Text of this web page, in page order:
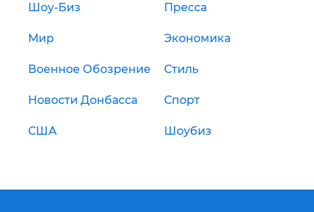
Шоу-Биз Пресса
Мир Экономика
Военное Обозрение Стиль
Новости Донбасса Спорт
США Шоубиз